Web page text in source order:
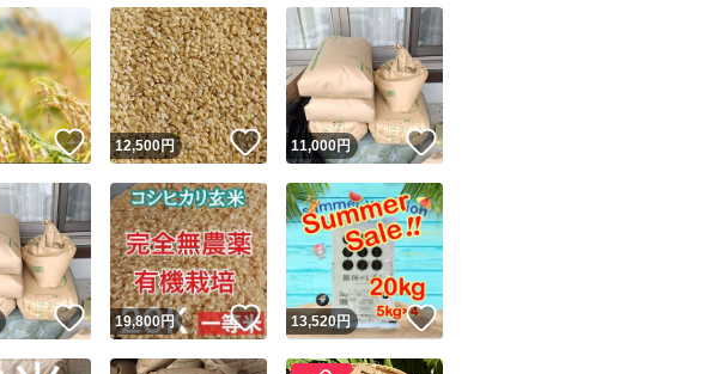
いいね！
12,500円 いいね！
11,000円 いいね！
いいね！
19,800 円 いいね！
13,520円 いいね！